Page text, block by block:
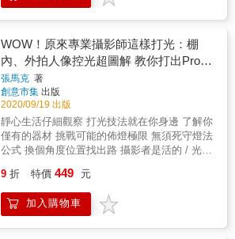
實現，哪怕只是用一支智慧型手機，也可以拍
出職業級的絕美照片！ 各界名人 誠摯推薦 火
野攝影、陳漢榮 Herman Chen、琴佳諾、黑
麵、餐桌上的攝影師
助你】 ・52個單元，只要一週一練習，一年就
能邁向專業的美食攝影師！ ・不用複雜的器
失手！構圖和搭景的色彩理論與視覺重量原理
・不藏私攝影師必備小物，拍出和廣告照片般
的漢堡！ ・用手機拍也可以！搭配本書的專業
指導，讓你在社群PO的美食照片一定讚數飆
升！ 【國外推薦】 「本書是所有美食攝影師的
必讀聖經！」 － 麥可・強森，Mike Bakes
NYC社群創始人／Even Better Brownies作者。
「瓊妮是化腐朽為神奇的大師，再難駕馭的食
Downshiftology社群創始人。 「《完美食物攝
增。」 － 瑞秋・科里奈克，Two Loves Studio
社群創始人。 「瓊妮的教學風格，不論你是新
手還是老練的攝影師都能輕易拍出食物美照，
覽的次數。 & 本書邀請三位活躍在Instagram上
的日本人氣寫真家，將各自工作、接案所累積
下來的拍攝心得集結在這本著作，向大家分享
如何拍出熱門且有質感的商品照片！ & 書中透
過三人的作品，可以看到各自擅長的拍攝主體
物和照片風格，且因為長期專注在商品攝影
上，自然而然累積出對於構築照片所應該有的
視角和法則。透過作者的文字敘述及解說，可
以更加瞭解作者在每一次拿起相機啪擦按下快
門之前，腦海中所浮現的光景。 & 本書重點 &
理想的商品照片。 擁有懂得欣賞美感的思維，
是拍出好照片的第一步。 強調主題+副題的搭
配，利用情境及價值觀來產生共鳴。 善用後製
WOW！原來專業攝影師這樣打光：棚
內、外拍人像控光超圖解 教你打出Pro級
燈法(暢銷紀念版)
張馬克 著
創意市集 出版
2020/09/19 出版
靜心生活仔細觀察 打光技法就在你身邊 了解你
僅有的器材 挑戰可能的佈燈極限 無須死守燈法
公式 換個角度位置找出路 攝影者是活的 / 光線
原來專業攝影師這樣打光(暢銷紀念版)》為張馬
克沉潛多年後的打光心法與技法，不論是內容
或是打光的方式都與以往大不相同。本書根據
9 折 特價 449 元
加入購物車